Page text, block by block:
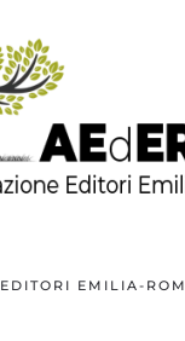
EDITORI EMILIA-